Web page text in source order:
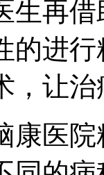
生再
的进
，让
医院